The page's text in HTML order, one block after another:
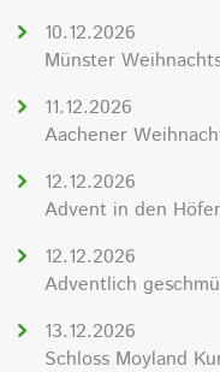
10.12.2026
Münster
11.12.2026
Aachener
12.12.2026
Advent in den
12.12.2026
Adventlich
13.12.2026
Schloss Moyland